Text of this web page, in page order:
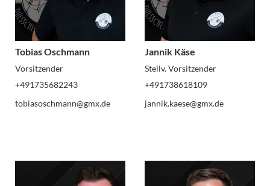
Tobias Oschmann
Vorsitzender
+491735682243
tobiasoschmann@gmx.de
Jannik Käse
Stellv. Vorsitzender
+491738618109
jannik.kaese@gmx.de